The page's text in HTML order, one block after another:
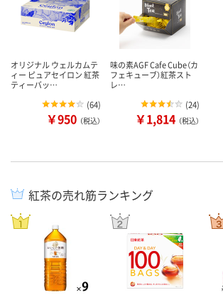
オリジナル ウェルカムテ
ィー ピュアセイロン 紅茶
ティーバッ…
(64)
￥950 （税込）
味の素AGF Cafe Cube（カ
フェキューブ）紅茶スト
レ…
(24)
￥1,814 （税込）
紅茶の売れ筋ランキング